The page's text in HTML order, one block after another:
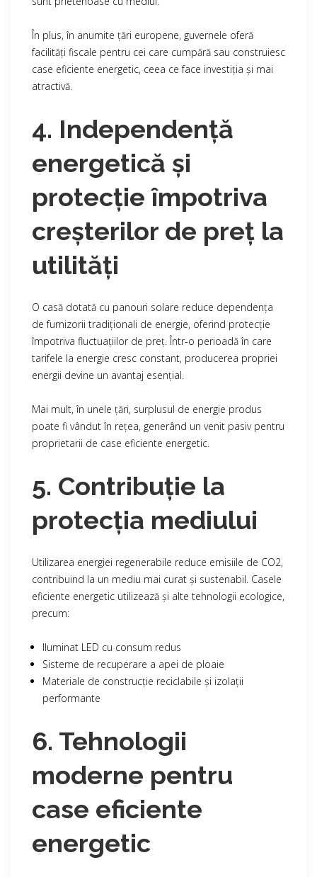
În plus, în anumite țări europene, guvernele oferă
facilități fiscale pentru cei care cumpără sau construiesc
case eficiente energetic, ceea ce face investiția și mai
atractivă.
4. Independență
energetică și
protecție împotriva
creșterilor de preț la
utilități
O casă dotată cu panouri solare reduce dependența
de furnizorii tradiționali de energie, oferind protecție
împotriva fluctuațiilor de preț. Într-o perioadă în care
tarifele la energie cresc constant, producerea propriei
energii devine un avantaj esențial.
Mai mult, în unele țări, surplusul de energie produs
poate fi vândut în rețea, generând un venit pasiv pentru
proprietarii de case eficiente energetic.
5. Contribuție la
protecția mediului
Utilizarea energiei regenerabile reduce emisiile de CO2,
contribuind la un mediu mai curat și sustenabil. Casele
eficiente energetic utilizează și alte tehnologii ecologice,
precum:
Iluminat LED cu consum redus
Sisteme de recuperare a apei de ploaie
Materiale de construcție reciclabile și izolații
performante
6. Tehnologii
moderne pentru
case eficiente
energetic